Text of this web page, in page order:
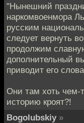
"Нынешний
наркомвоенмора
русским
следует вернуть
продолжим
дополнительный
приводит его
Они там хоть чем-
историю кроят?!
Bogolubskiy »